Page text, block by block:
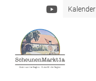
Kalender